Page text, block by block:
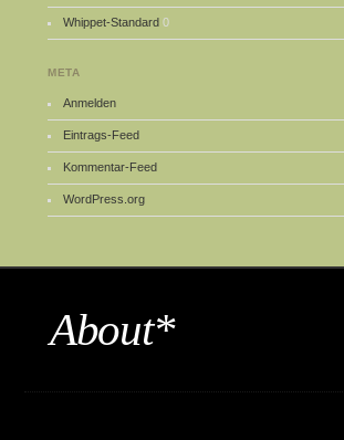
Whippet-Standard 0
META
Anmelden
Eintrags-Feed
Kommentar-Feed
WordPress.org
About*